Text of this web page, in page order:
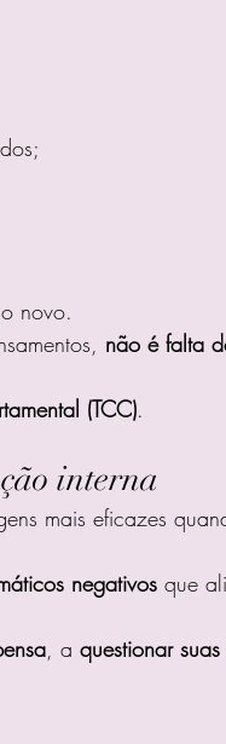
novo.
não é falta
(TCC).
interna
mais eficazes
negativos que
, a questionar